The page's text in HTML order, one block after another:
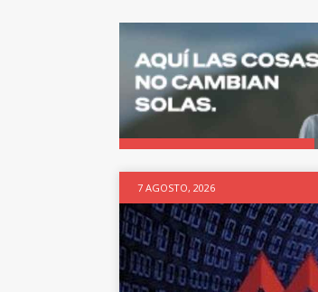
7 AGOSTO, 2026